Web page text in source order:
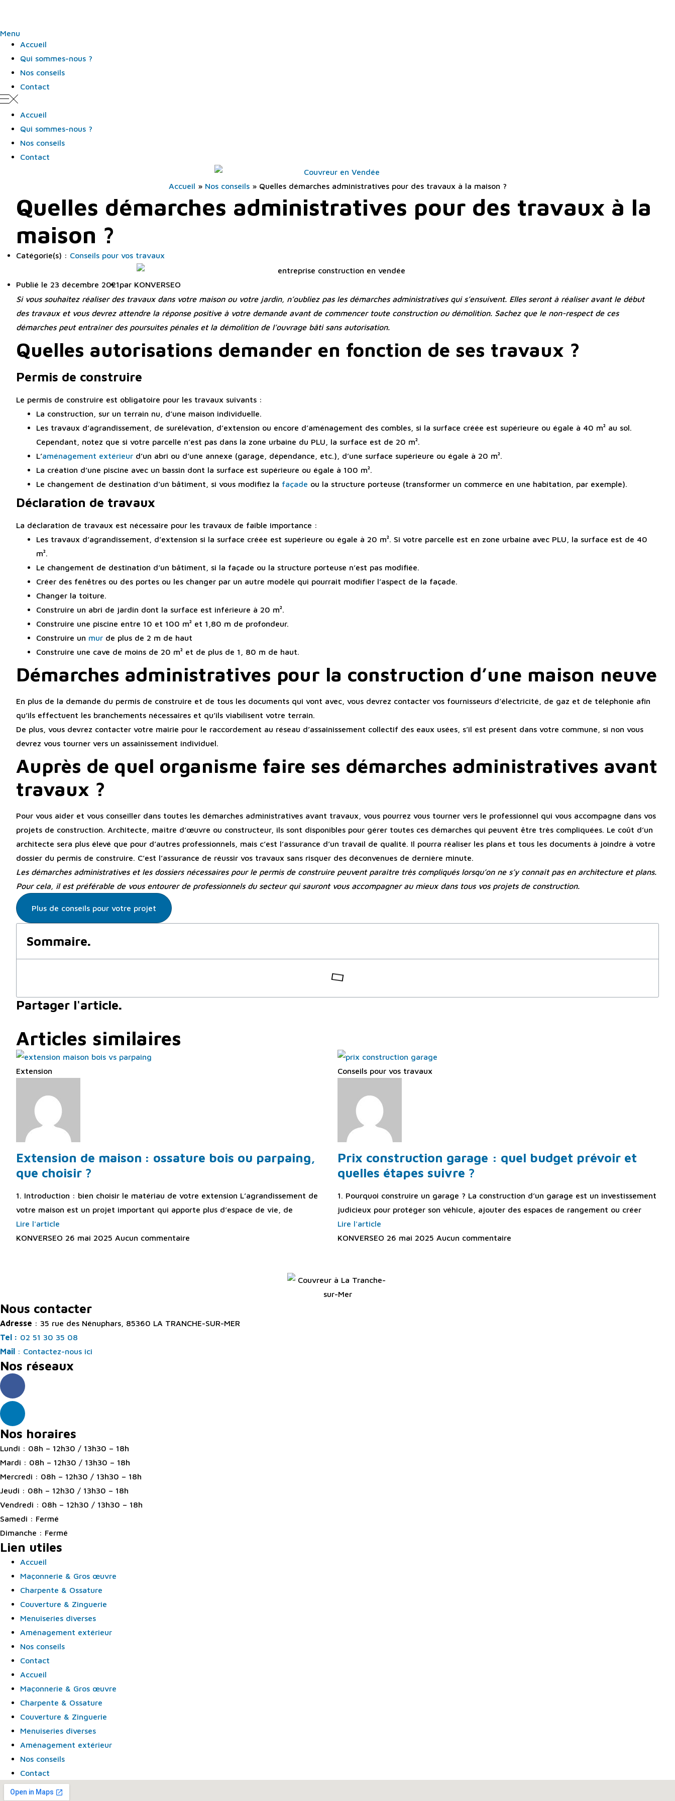
Menu
Accueil
Qui sommes-nous ?
Nos conseils
Contact
Accueil
Qui sommes-nous ?
Nos conseils
Contact
Accueil » Nos conseils» Quelles démarches administratives pour des travaux à la maison ?
Quelles démarches administratives pour des travaux à la
maison ?
Catégorie(s) : Conseils pour vos travaux
Publié le 23 décembre 2021par KONVERSEO
Si vous souhaitez réaliser des travaux dans votre maison ou votre jardin, n’oubliez pas les démarches administratives qui s’ensuivent. Elles seront à réaliser avant le début
des travaux et vous devrez attendre la réponse positive à votre demande avant de commencer toute construction ou démolition. Sachez que le non-respect de ces
démarches peut entraîner des poursuites pénales et la démolition de l’ouvrage bâti sans autorisation.
Quelles autorisations demander en fonction de ses travaux ?
Permis de construire
Le permis de construire est obligatoire pour les travaux suivants :
La construction, sur un terrain nu, d’une maison individuelle.
Les travaux d’agrandissement, de surélévation, d’extension ou encore d’aménagement des combles, si la surface créée est supérieure ou égale à 40 m² au sol.
Cependant, notez que si votre parcelle n’est pas dans la zone urbaine du PLU, la surface est de 20 m².
L’aménagement extérieur d’un abri ou d’une annexe (garage, dépendance, etc.), d’une surface supérieure ou égale à 20 m².
La création d’une piscine avec un bassin dont la surface est supérieure ou égale à 100 m².
Le changement de destination d’un bâtiment, si vous modifiez la façade ou la structure porteuse (transformer un commerce en une habitation, par exemple).
Déclaration de travaux
La déclaration de travaux est nécessaire pour les travaux de faible importance :
Les travaux d’agrandissement, d’extension si la surface créée est supérieure ou égale à 20 m². Si votre parcelle est en zone urbaine avec PLU, la surface est de 40
m².
Le changement de destination d’un bâtiment, si la façade ou la structure porteuse n’est pas modifiée.
Créer des fenêtres ou des portes ou les changer par un autre modèle qui pourrait modifier l’aspect de la façade.
Changer la toiture.
Construire un abri de jardin dont la surface est inférieure à 20 m².
Construire une piscine entre 10 et 100 m² et 1,80 m de profondeur.
Construire un mur de plus de 2 m de haut
Construire une cave de moins de 20 m² et de plus de 1, 80 m de haut.
Démarches administratives pour la construction d’une maison neuve
En plus de la demande du permis de construire et de tous les documents qui vont avec, vous devrez contacter vos fournisseurs d’électricité, de gaz et de téléphonie afin
qu’ils effectuent les branchements nécessaires et qu’ils viabilisent votre terrain.
De plus, vous devrez contacter votre mairie pour le raccordement au réseau d’assainissement collectif des eaux usées, s’il est présent dans votre commune, si non vous
devrez vous tourner vers un assainissement individuel.
Auprès de quel organisme faire ses démarches administratives avant
travaux ?
Pour vous aider et vous conseiller dans toutes les démarches administratives avant travaux, vous pourrez vous tourner vers le professionnel qui vous accompagne dans vos
projets de construction. Architecte, maître d’œuvre ou constructeur, ils sont disponibles pour gérer toutes ces démarches qui peuvent être très compliquées. Le coût d’un
architecte sera plus élevé que pour d’autres professionnels, mais c’est l’assurance d’un travail de qualité. Il pourra réaliser les plans et tous les documents à joindre à votre
dossier du permis de construire. C’est l’assurance de réussir vos travaux sans risquer des déconvenues de dernière minute.
Les démarches administratives et les dossiers nécessaires pour le permis de construire peuvent paraître très compliqués lorsqu’on ne s’y connaît pas en architecture et plans.
Pour cela, il est préférable de vous entourer de professionnels du secteur qui sauront vous accompagner au mieux dans tous vos projets de construction.
Plus de conseils pour votre projet
Sommaire.
Partager l'article.
Articles similaires
Extension
Extension de maison : ossature bois ou parpaing,
que choisir ?
1. Introduction : bien choisir le matériau de votre extension L’agrandissement de
votre maison est un projet important qui apporte plus d’espace de vie, de
Lire l'article
KONVERSEO 26 mai 2025 Aucun commentaire
Conseils pour vos travaux
Prix construction garage : quel budget prévoir et
quelles étapes suivre ?
1. Pourquoi construire un garage ? La construction d’un garage est un investissement
judicieux pour protéger son véhicule, ajouter des espaces de rangement ou créer
Lire l'article
KONVERSEO 26 mai 2025 Aucun commentaire
Nous contacter
Adresse : 35 rue des Nénuphars, 85360 LA TRANCHE-SUR-MER
Tel : 02 51 30 35 08
Mail : Contactez-nous ici
Nos réseaux
Nos horaires
Lundi : 08h – 12h30 / 13h30 – 18h
Mardi : 08h – 12h30 / 13h30 – 18h
Mercredi : 08h – 12h30 / 13h30 – 18h
Jeudi : 08h – 12h30 / 13h30 – 18h
Vendredi : 08h – 12h30 / 13h30 – 18h
Samedi : Fermé
Dimanche : Fermé
Lien utiles
Accueil
Maçonnerie & Gros œuvre
Charpente & Ossature
Couverture & Zinguerie
Menuiseries diverses
Aménagement extérieur
Nos conseils
Contact
Accueil
Maçonnerie & Gros œuvre
Charpente & Ossature
Couverture & Zinguerie
Menuiseries diverses
Aménagement extérieur
Nos conseils
Contact